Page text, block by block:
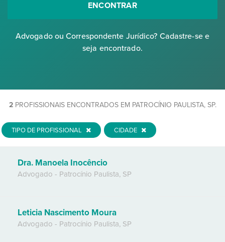
ENCONTRAR
Advogado ou Correspondente Jurídico? Cadastre-se e
seja encontrado.
2PROFISSIONAIS ENCONTRADOS EM PATROCÍNIO PAULISTA, SP.
TIPO DE PROFISSIONAL CIDADE
Dra. Manoela Inocêncio
Advogado - Patrocínio Paulista, SP
Leticia Nascimento Moura
Advogado - Patrocínio Paulista, SP